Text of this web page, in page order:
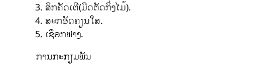
ສິກຄັດເຕີ(ມີດຕັດກິ່ງໄມ້).
ສະກອັດຄຽນໃສ.
ເຊືອກຟາງ.
ການກະກຽມພັນ